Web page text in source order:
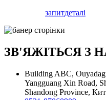
запитдеталі
ЗВ'ЯЖІТЬСЯ З
Building ABC,
Yangguang Xin Road,
Shandong Province,